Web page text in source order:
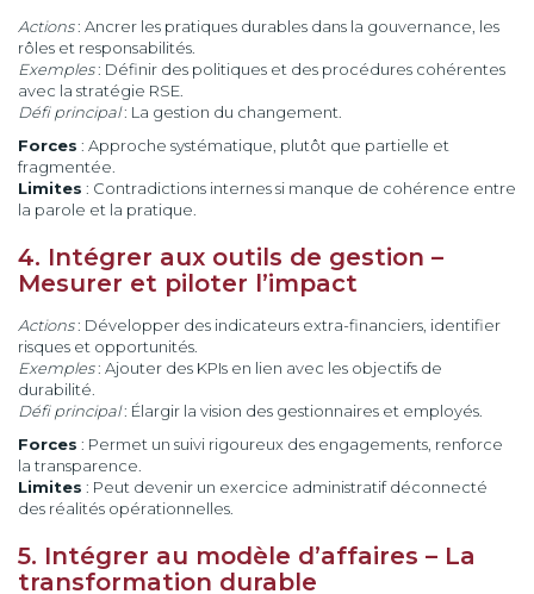
Actions: Ancrer les pratiques durables dans la gouvernance, les
rôles et responsabilités.
Exemples: Définir des politiques et des procédures cohérentes
avec la stratégie RSE.
Défi principal: La gestion du changement.
Forces : Approche systématique, plutôt que partielle et
fragmentée.
Limites : Contradictions internes si manque de cohérence entre
la parole et la pratique.
4. Intégrer aux outils de gestion –
Mesurer et piloter l’impact
Actions: Développer des indicateurs extra-financiers, identifier
risques et opportunités.
Exemples: Ajouter des KPIs en lien avec les objectifs de
durabilité.
Défi principal: Élargir la vision des gestionnaires et employés.
Forces : Permet un suivi rigoureux des engagements, renforce
la transparence.
Limites : Peut devenir un exercice administratif déconnecté
des réalités opérationnelles.
5. Intégrer au modèle d’affaires – La
transformation durable